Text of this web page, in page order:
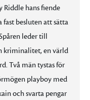
Riddle hans fiende
fast besluten att sätta
leder till
kriminalitet, en värld
Två män tystas för
playboy med
och svarta pengar